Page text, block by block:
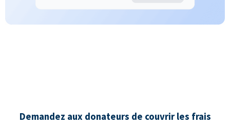
Demandez aux donateurs de couvrir les frais